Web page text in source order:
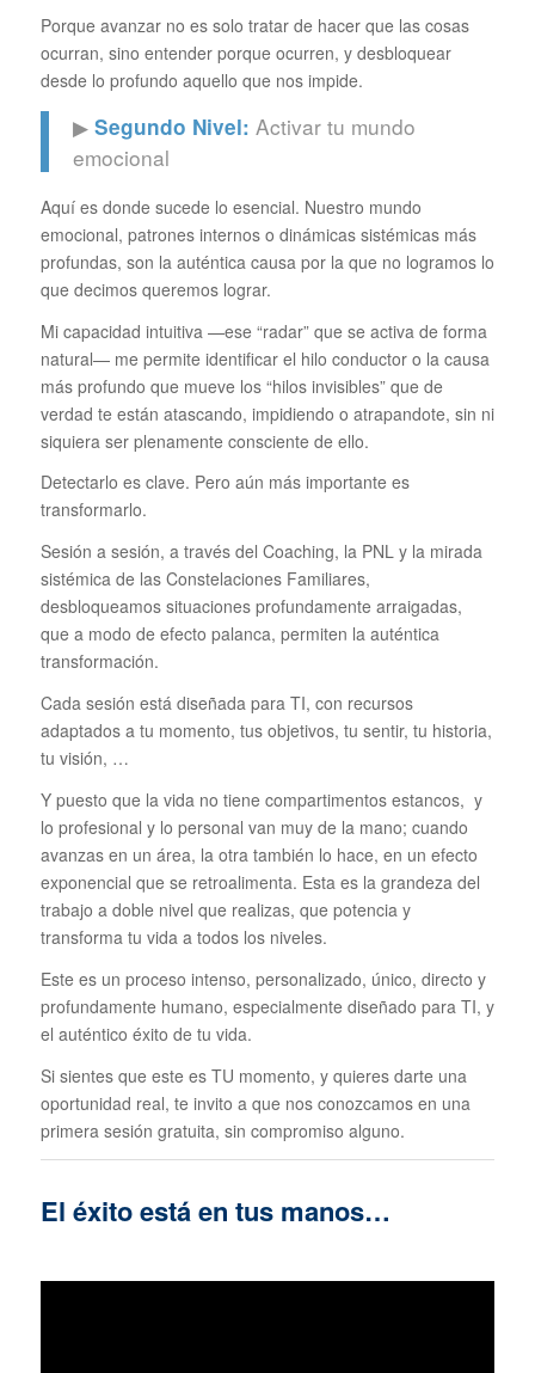
Porque avanzar no es solo tratar de hacer que las cosas
ocurran, sino entender porque ocurren, y desbloquear
desde lo profundo aquello que nos impide.
▶ Segundo Nivel: Activar tu mundo
emocional
Aquí es donde sucede lo esencial. Nuestro mundo
emocional, patrones internos o dinámicas sistémicas más
profundas, son la auténtica causa por la que no logramos lo
que decimos queremos lograr.
Mi capacidad intuitiva —ese “radar” que se activa de forma
natural— me permite identificar el hilo conductor o la causa
más profundo que mueve los “hilos invisibles” que de
verdad te están atascando, impidiendo o atrapandote, sin ni
siquiera ser plenamente consciente de ello.
Detectarlo es clave. Pero aún más importante es
transformarlo.
Sesión a sesión, a través del Coaching, la PNL y la mirada
sistémica de las Constelaciones Familiares,
desbloqueamos situaciones profundamente arraigadas,
que a modo de efecto palanca, permiten la auténtica
transformación.
Cada sesión está diseñada para TI, con recursos
adaptados a tu momento, tus objetivos, tu sentir, tu historia,
tu visión, …
Y puesto que la vida no tiene compartimentos estancos, y
lo profesional y lo personal van muy de la mano; cuando
avanzas en un área, la otra también lo hace, en un efecto
exponencial que se retroalimenta. Esta es la grandeza del
trabajo a doble nivel que realizas, que potencia y
transforma tu vida a todos los niveles.
Este es un proceso intenso, personalizado, único, directo y
profundamente humano, especialmente diseñado para TI, y
el auténtico éxito de tu vida.
Si sientes que este es TU momento, y quieres darte una
oportunidad real, te invito a que nos conozcamos en una
primera sesión gratuita, sin compromiso alguno.
El éxito está en tus manos…